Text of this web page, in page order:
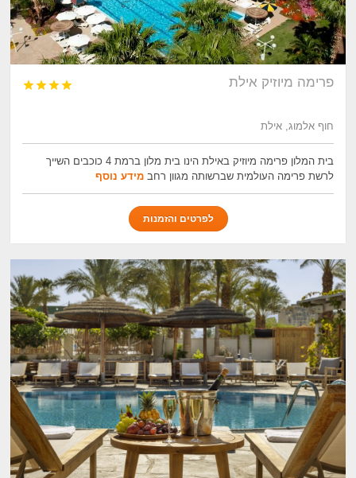
פרימה מיוזיק אילת 



חוף אלמוג, אילת
בית המלון פרימה מיוזיק באילת הינו בית מלון ברמת 4 כוכבים השייך
לרשת פרימה העולמית שברשותה מגוון רחבמידע נוסף
לפרטים והזמנות